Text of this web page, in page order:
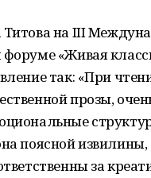
Титова на III
форуме «Живая
так: «При
прозы,
поясной извилины,
за